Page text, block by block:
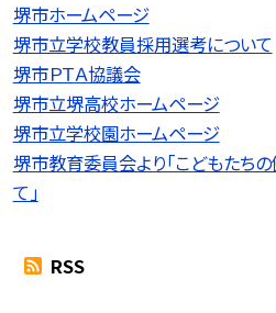
堺市ホームページ
堺市立学校教員採用選考について
堺市ＰＴＡ協議会
堺市立堺高校ホームページ
堺市立学校園ホームページ
堺市教育委員会より「こどもたち
て」
RSS